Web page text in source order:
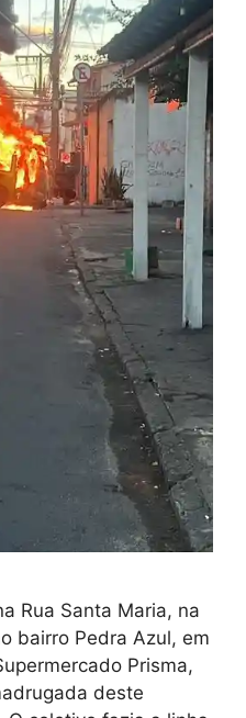
Rua Santa Maria, na
bairro Pedra Azul, em
Prisma,
deste